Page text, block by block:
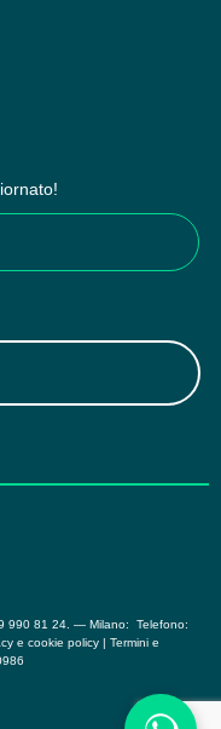
990 81 24. — Milano:
Telefono:
e cookie policy| Termini e